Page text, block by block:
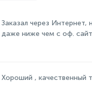
Заказал через
даже ниже чем с оф.
Хороший , качественный